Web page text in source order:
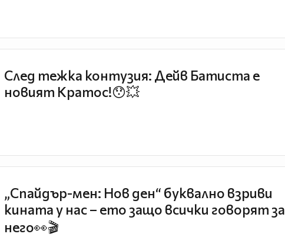
След тежка контузия: Дейв Батиста е
новият Кратос!😯💥
„Спайдър-мен: Нов ден“ буквално взриви
кината у нас – ето защо всички говорят за
него👀🎬